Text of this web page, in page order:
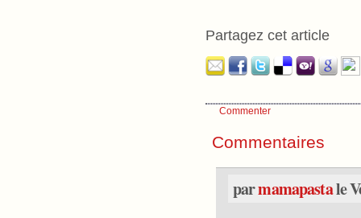
Partagez cet article
Commenter
Commentaires
parmamapastale